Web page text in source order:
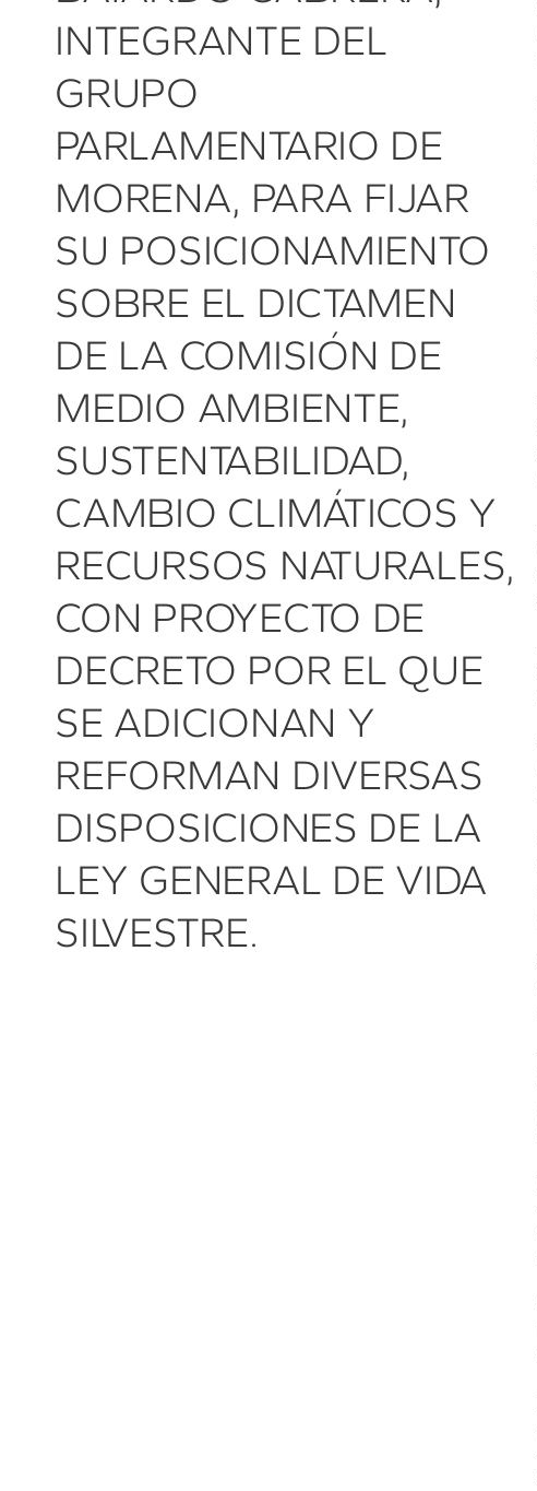
INTEGRANTE DEL
GRUPO
PARLAMENTARIO DE
MORENA, PARA FIJAR
SU POSICIONAMIENTO
SOBRE EL DICTAMEN
DE LA COMISIÓN DE
MEDIO AMBIENTE,
SUSTENTABILIDAD,
CAMBIO CLIMÁTICOS Y
RECURSOS NATURALES,
CON PROYECTO DE
DECRETO POR EL QUE
SE ADICIONAN Y
REFORMAN DIVERSAS
DISPOSICIONES DE LA
LEY GENERAL DE VIDA
SILVESTRE.